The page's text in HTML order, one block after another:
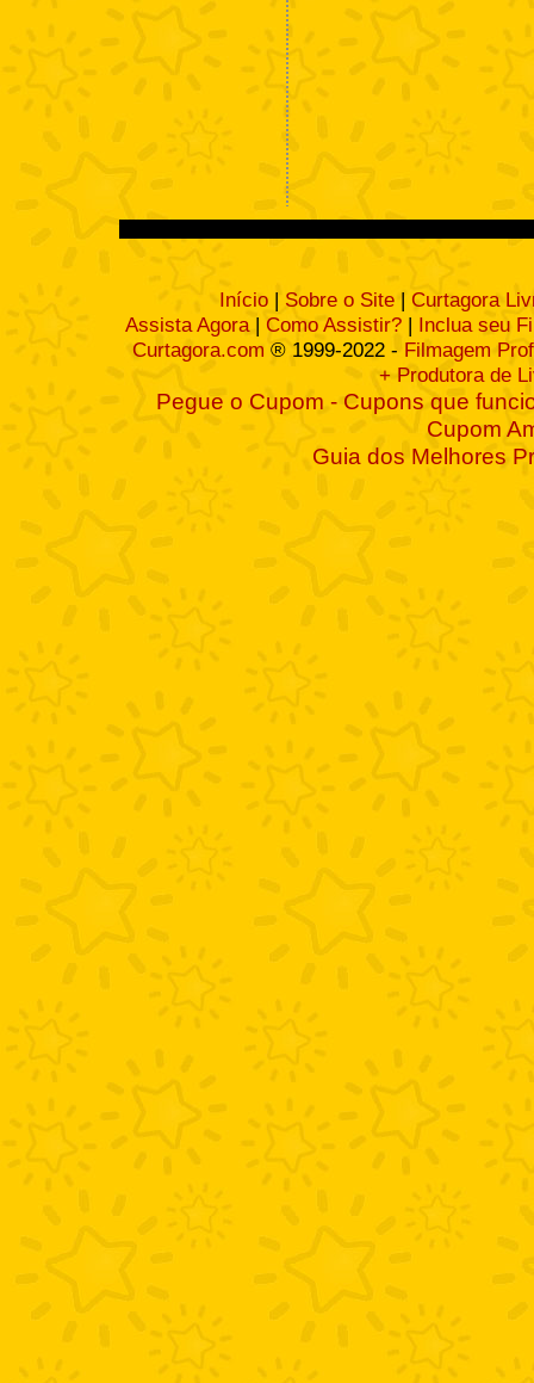
Início | Sobre o Site | Curtagora
Assista Agora| Como Assistir? | Inclua seu
Curtagora.com ® 1999-2022 - Filmagem
+ Produtora de
Pegue o Cupom - Cupons que
Cupom
Guia dos Melhores